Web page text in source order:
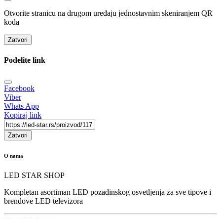
Otvorite stranicu na drugom uređaju jednostavnim skeniranjem QR
koda
Zatvori
Podelite link
Facebook
Viber
Whats App
Kopiraj link
Zatvori
O nama
LED STAR SHOP
Kompletan asortiman LED pozadinskog osvetljenja za sve tipove i
brendove LED televizora